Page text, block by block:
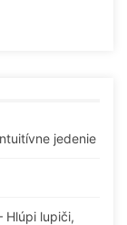
jedenie
Hlúpi lupiči,